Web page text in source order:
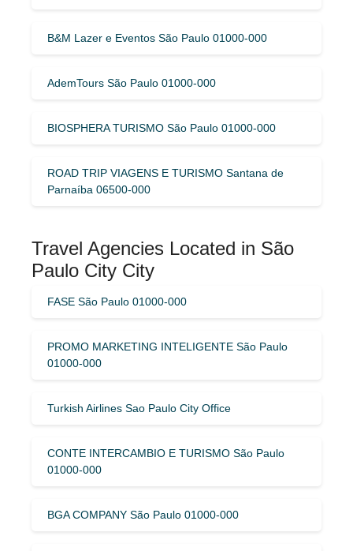
B&M Lazer e Eventos São Paulo 01000-000
AdemTours São Paulo 01000-000
BIOSPHERA TURISMO São Paulo 01000-000
ROAD TRIP VIAGENS E TURISMO Santana de
Parnaíba 06500-000
Travel Agencies Located in São
Paulo City City
FASE São Paulo 01000-000
PROMO MARKETING INTELIGENTE São Paulo
01000-000
Turkish Airlines Sao Paulo City Office
CONTE INTERCAMBIO E TURISMO São Paulo
01000-000
BGA COMPANY São Paulo 01000-000